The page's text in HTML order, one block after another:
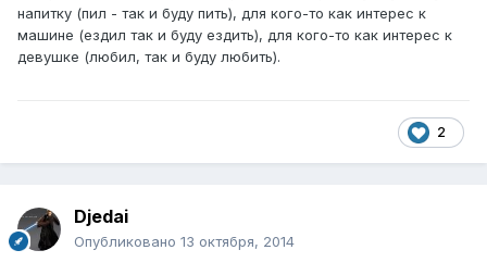
напитку (пил - так и буду пить), для кого-то как интерес к
машине (ездил так и буду ездить), для кого-то как интерес к
девушке (любил, так и буду любить).
2
Djedai
Опубликовано 13 октября, 2014